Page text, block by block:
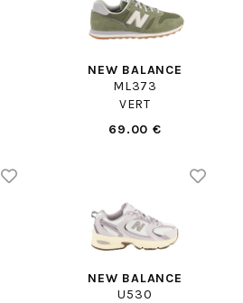
NEW BALANCE
ML373
VERT
69.00 €
NEW BALANCE
U530